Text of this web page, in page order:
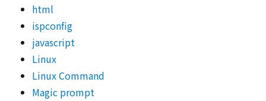
html
ispconfig
javascript
Linux
Linux Command
Magic prompt